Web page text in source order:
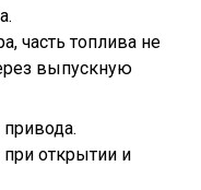
часть топлива не
выпускную
открытии и